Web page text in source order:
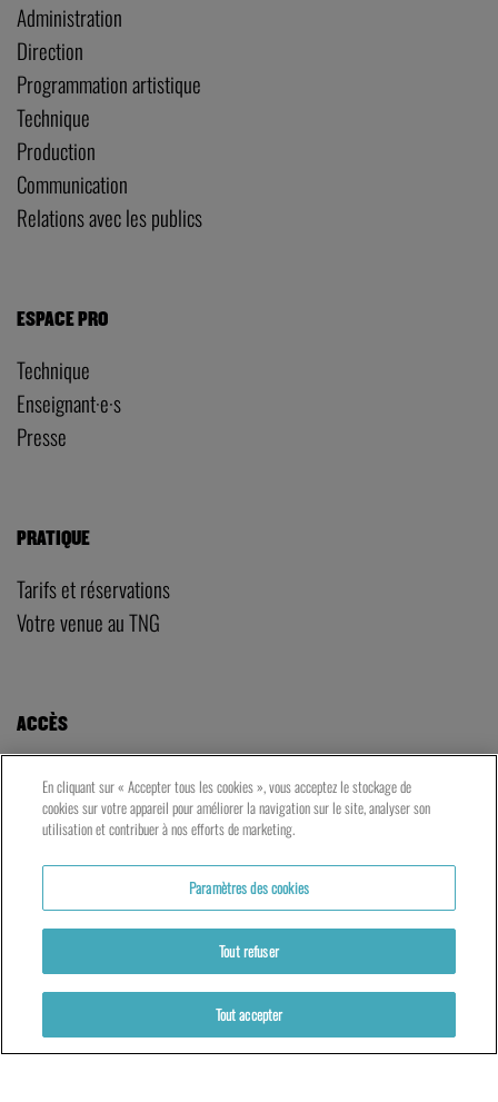
Administration
Direction
Programmation artistique
Technique
Production
Communication
Relations avec les publics
ESPACE PRO
Technique
Enseignant·e·s
Presse
PRATIQUE
Tarifs et réservations
Votre venue au TNG
ACCÈS
LE TNG – VAISE
23 rue de Bourgogne – Lyon 9ème
LES ATELIERS – PRESQU’ÎLE
5 rue du Petit David – Lyon 2ème
En cliquant sur « Accepter tous les cookies », vous acceptez le stockage de
cookies sur votre appareil pour améliorer la navigation sur le site, analyser son
utilisation et contribuer à nos efforts de marketing.
Paramètres des cookies
Tout refuser
Tout accepter